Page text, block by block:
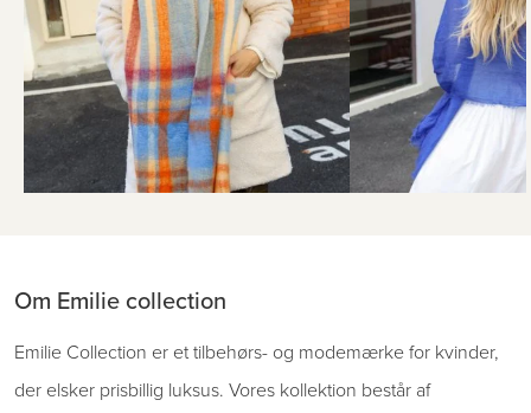
Om Emilie collection
Emilie Collection er et tilbehørs- og modemærke for kvinder,
der elsker prisbillig luksus. Vores kollektion består af